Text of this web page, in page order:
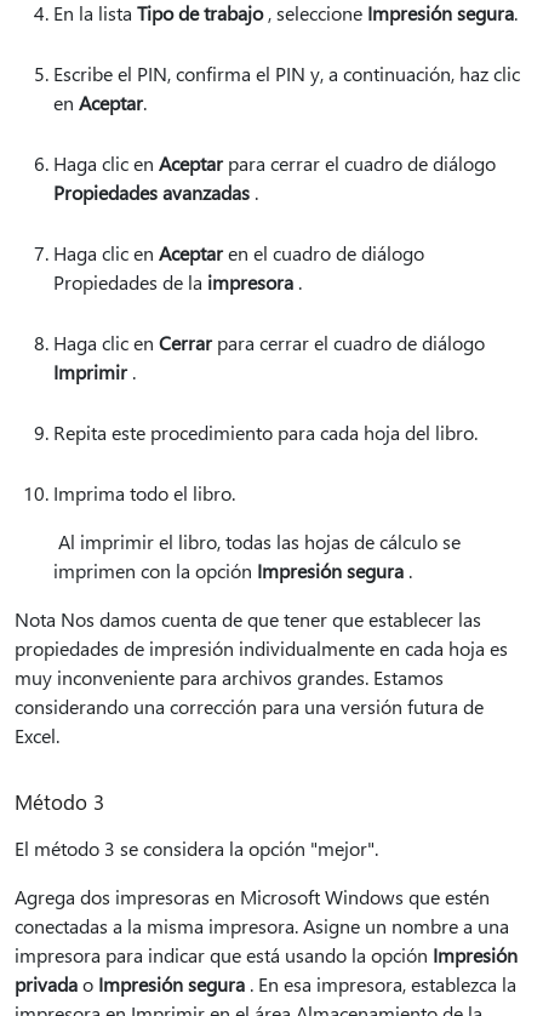
En la lista Tipo de trabajo, seleccione Impresión segura.
Escribe el PIN, confirma el PIN y, a continuación, haz clic
en Aceptar.
Haga clic en Aceptarpara cerrar el cuadro de diálogo
Propiedades avanzadas .
Haga clic en Aceptaren el cuadro de diálogo
Propiedades de la impresora .
Haga clic en Cerrarpara cerrar el cuadro de diálogo
Imprimir.
Repita este procedimiento para cada hoja del libro.
Imprima todo el libro.
Al imprimir el libro, todas las hojas de cálculo se
imprimen con la opción Impresión segura .
Nota Nos damos cuenta de que tener que establecer las
propiedades de impresión individualmente en cada hoja es
muy inconveniente para archivos grandes. Estamos
considerando una corrección para una versión futura de
Excel.
Método 3
El método 3 se considera la opción "mejor".
Agrega dos impresoras en Microsoft Windows que estén
conectadas a la misma impresora. Asigne un nombre a una
impresora para indicar que está usando la opción Impresión
privadao Impresión segura . En esa impresora, establezca la